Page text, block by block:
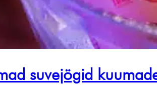
suvejögid